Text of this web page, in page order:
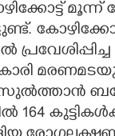
മൂന്ന്
സുൽത്താൻ
164